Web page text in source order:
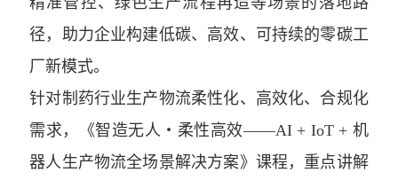
径，助力企业构建低碳、高效、可持续的零碳工
厂新模式。
针对制药行业生产物流柔性化、高效化、合规化
需求，《智造无人・柔性高效——AI + IoT + 机
器人生产物流全场景解决方案》课程，重点讲解